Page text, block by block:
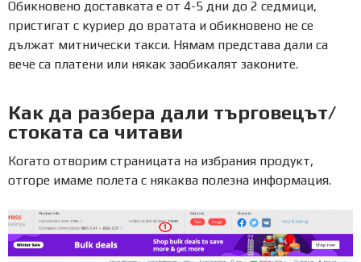
Обикновено доставката е от 4-5 дни до 2 седмици,
пристигат с куриер до вратата и обикновено не се
дължат митнически такси. Нямам представа дали са
вече са платени или някак заобикалят законите.
Как да разбера дали търговецът/
стоката са читави
Когато отворим страницата на избрания продукт,
отгоре имаме полета с някаква полезна информация.